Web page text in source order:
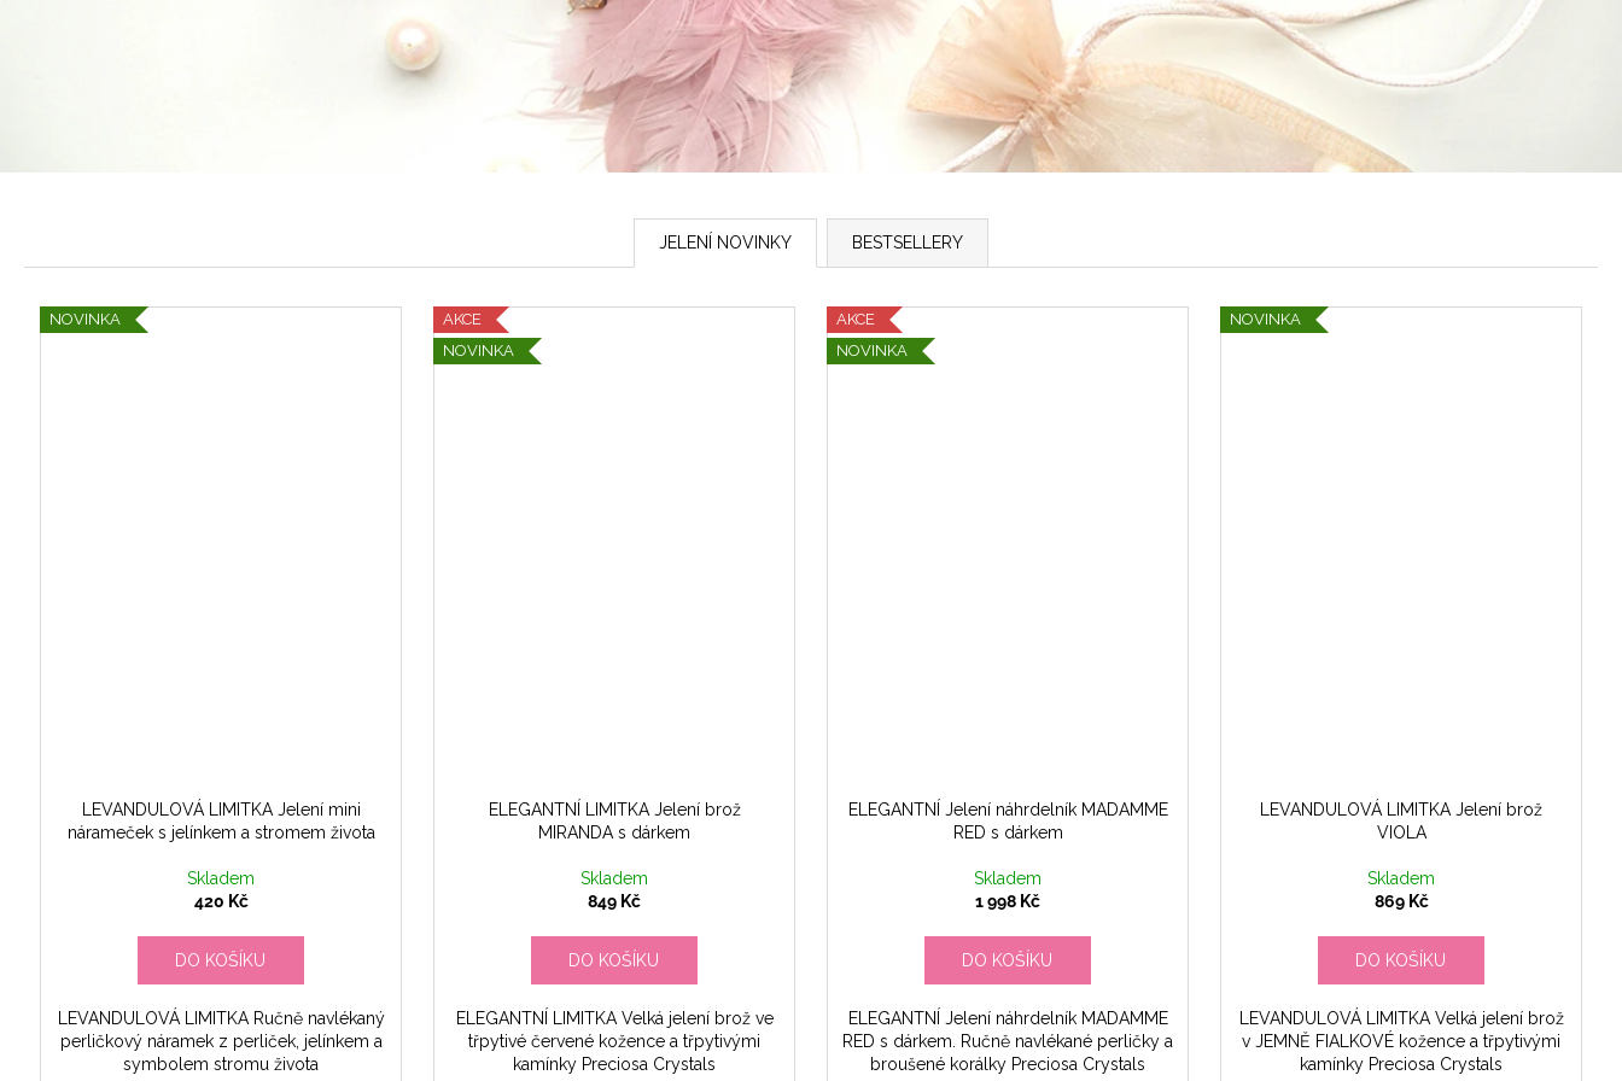
JELENÍ NOVINKY BESTSELLERY
NOVINKA
LEVANDULOVÁ LIMITKA Jelení mini
nárameček s jelínkem a stromem života
Skladem
420 Kč
DO KOŠÍKU
LEVANDULOVÁ LIMITKA Ručně navlékaný
perličkový náramek z perliček, jelínkem a
symbolem stromu života
AKCE
NOVINKA
ELEGANTNÍ LIMITKA Jelení brož
MIRANDA s dárkem
Skladem
849 Kč
DO KOŠÍKU
ELEGANTNÍ LIMITKA Velká jelení brož ve
třpytivé červené kožence a třpytivými
kamínky Preciosa Crystals
AKCE
NOVINKA
ELEGANTNÍ Jelení náhrdelník MADAMME
RED s dárkem
Skladem
1 998 Kč
DO KOŠÍKU
ELEGANTNÍ Jelení náhrdelník MADAMME
RED s dárkem. Ručně navlékané perličky a
broušené korálky Preciosa Crystals
NOVINKA
LEVANDULOVÁ LIMITKA Jelení brož
VIOLA
Skladem
869 Kč
DO KOŠÍKU
LEVANDULOVÁ LIMITKA Velká jelení brož
v JEMNĚ FIALKOVÉ kožence a třpytivými
kamínky Preciosa Crystals
LEVANDULOVÁ LIMITKA JELENÍ MINI
NÁRAMEČEK S JELÍNKEM A
STROMEM ŽIVOTA
420 Kč
ELEGANTNÍ LIMITKA JELENÍ BROŽ
MIRANDA S DÁRKEM